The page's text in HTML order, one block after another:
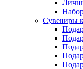
Сувениры